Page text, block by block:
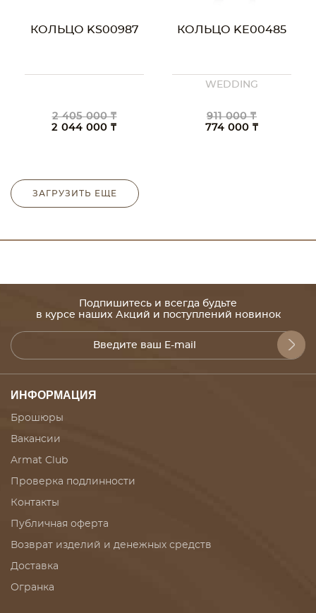
КОЛЬЦО KS00987
2 405 000 ₸
2 044 000 ₸
КОЛЬЦО KE00485
WEDDING
911 000 ₸
774 000 ₸
ЗАГРУЗИТЬ ЕЩЕ
Подпишитесь и всегда будьте
в курсе наших Акций и поступлений новинок
ИНФОРМАЦИЯ
Брошюры
Вакансии
Armat Club
Проверка подлинности
Контакты
Публичная оферта
Возврат изделий и денежных средств
Доставка
Огранка